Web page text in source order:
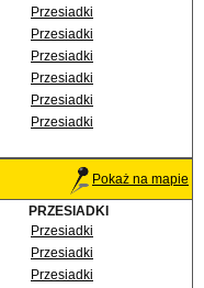
Przesiadki
Przesiadki
Przesiadki
Przesiadki
Przesiadki
Przesiadki
Pokaż na mapie
PRZESIADKI
Przesiadki
Przesiadki
Przesiadki